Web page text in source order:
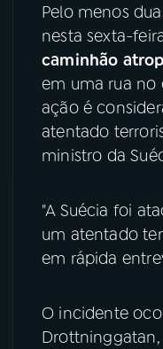
07ÚLTIMAS
08 FESTIVAL DE
ACOMPANHE A RÁDIO
Instagram
TikTok
Pelo menos
nesta sexta-
caminhão
em uma rua no
ação é
atentado
ministro da
"A Suécia foi
um atentado
em rápida
O incidente